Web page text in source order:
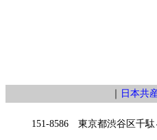
｜ 日本共
151-8586 東京都渋谷区千